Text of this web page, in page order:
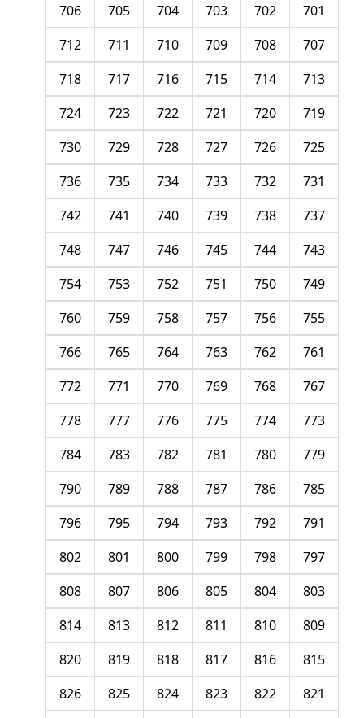
701
702
703
704
705
706
707
708
709
710
711
712
713
714
715
716
717
718
719
720
721
722
723
724
725
726
727
728
729
730
731
732
733
734
735
736
737
738
739
740
741
742
743
744
745
746
747
748
749
750
751
752
753
754
755
756
757
758
759
760
761
762
763
764
765
766
767
768
769
770
771
772
773
774
775
776
777
778
779
780
781
782
783
784
785
786
787
788
789
790
791
792
793
794
795
796
797
798
799
800
801
802
803
804
805
806
807
808
809
810
811
812
813
814
815
816
817
818
819
820
821
822
823
824
825
826